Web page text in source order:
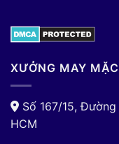
XƯỞNG MAY
Số 167/15,
HCM